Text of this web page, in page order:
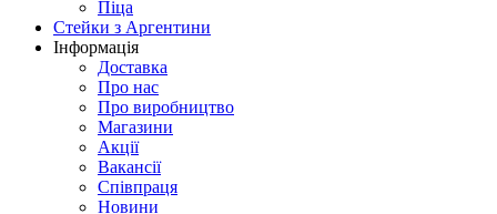
Піца
Стейки з Аргентини
Інформація
Доставка
Про нас
Про виробництво
Магазини
Акції
Вакансії
Співпраця
Новини